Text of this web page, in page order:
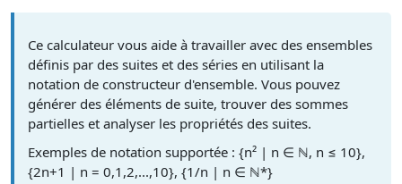
Ce calculateur vous aide à travailler avec des ensembles
définis par des suites et des séries en utilisant la
notation de constructeur d'ensemble. Vous pouvez
générer des éléments de suite, trouver des sommes
partielles et analyser les propriétés des suites.
Exemples de notation supportée : {n² | n ∈ ℕ, n ≤ 10},
{2n+1 | n = 0,1,2,...,10}, {1/n | n ∈ ℕ*}